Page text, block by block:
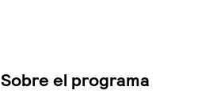
Sobre el programa